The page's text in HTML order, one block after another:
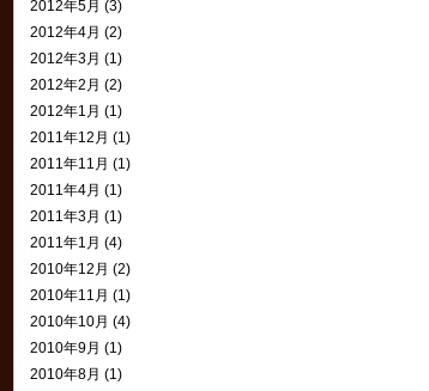
2012年5月 (3)
2012年4月 (2)
2012年3月 (1)
2012年2月 (2)
2012年1月 (1)
2011年12月 (1)
2011年11月 (1)
2011年4月 (1)
2011年3月 (1)
2011年1月 (4)
2010年12月 (2)
2010年11月 (1)
2010年10月 (4)
2010年9月 (1)
2010年8月 (1)